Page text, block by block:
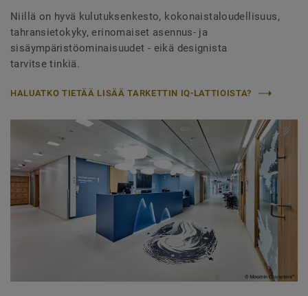
Niillä on hyvä kulutuksenkesto, kokonaistaloudellisuus,
tahransietokyky, erinomaiset asennus- ja
sisäympäristöominaisuudet - eikä designista
tarvitse tinkiä.
HALUATKO TIETÄÄ LISÄÄ TARKETTIN IQ-LATTIOISTA?